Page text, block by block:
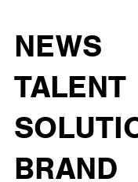
NEWS
TALENT
BRAND